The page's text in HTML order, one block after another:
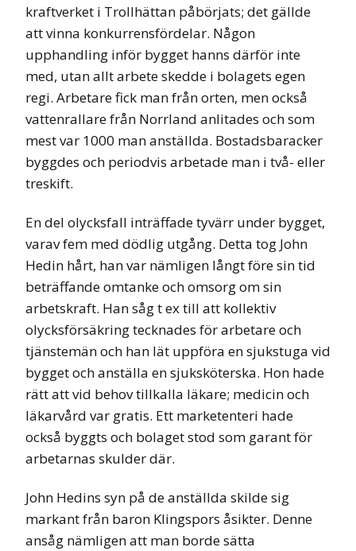
kraftverket i Trollhättan påbörjats; det gällde
att vinna konkurrensfördelar. Någon
upphandling inför bygget hanns därför inte
med, utan allt arbete skedde i bolagets egen
regi. Arbetare fick man från orten, men också
vattenrallare från Norrland anlitades och som
mest var 1000 man anställda. Bostadsbaracker
byggdes och periodvis arbetade man i två- eller
treskift.
En del olycksfall inträffade tyvärr under bygget,
varav fem med dödlig utgång. Detta tog John
Hedin hårt, han var nämligen långt före sin tid
beträffande omtanke och omsorg om sin
arbetskraft. Han såg t ex till att kollektiv
olycksförsäkring tecknades för arbetare och
tjänstemän och han lät uppföra en sjukstuga vid
bygget och anställa en sjuksköterska. Hon hade
rätt att vid behov tillkalla läkare; medicin och
läkarvård var gratis. Ett marketenteri hade
också byggts och bolaget stod som garant för
arbetarnas skulder där.
John Hedins syn på de anställda skilde sig
markant från baron Klingspors åsikter. Denne
ansåg nämligen att man borde sätta